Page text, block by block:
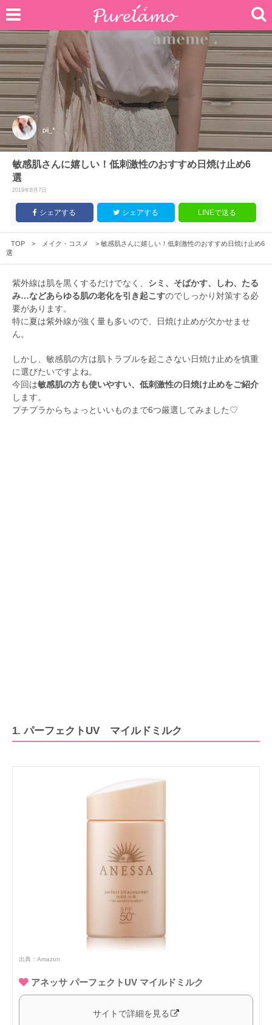
pii_*
敏感肌さんに嬉しい！低刺激性のおすすめ日焼け止め6
選
2019年8月7日
シェアする シェアする LINEで送る
TOP > メイク・コスメ > 敏感肌さんに嬉しい！低刺激性のおすすめ日焼け止め6
選
紫外線は肌を黒くするだけでなく、 シミ、そばかす、しわ、たる
み…などあらゆる肌の老化を引き起こすのでしっかり対策する必
要があります。
特に夏は紫外線が強く量も多いので、日焼け止めが欠かせませ
ん。
しかし、敏感肌の方は肌トラブルを起こさない日焼け止めを慎重
に選びたいですよね。
今回は敏感肌の方も使いやすい、低刺激性の日焼け止めをご紹介
します。
プチプラからちょっといいものまで6つ厳選してみました♡
1. パーフェクトUV マイルドミルク
出典： Amazon
アネッサ パーフェクトUV マイルドミルク
サイトで詳細を見る